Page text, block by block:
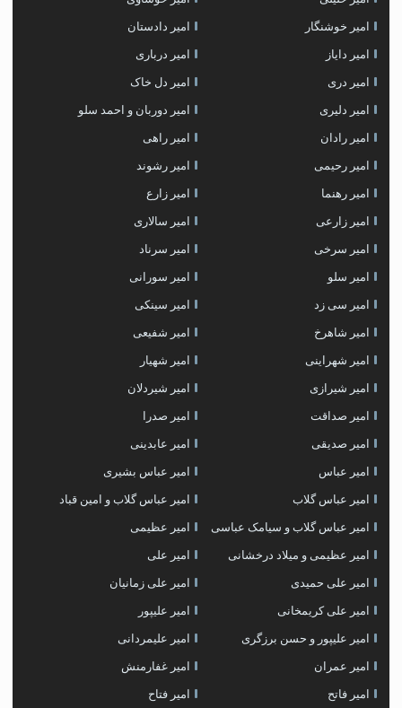
امیر خوشنگار امیر دادستان
امیر دایاز امیر درباری
امیر دری امیر دل خاک
امیر دلیری امیر دوربان و احمد سلو
امیر رادان امیر راهی
امیر رحیمی امیر رشوند
امیر رهنما امیر زارع
امیر زارعی امیر سالاری
امیر سرخی امیر سرناد
امیر سلو امیر سورانی
امیر سی زد امیر سینکی
امیر شاهرخ امیر شفیعی
امیر شهراینی امیر شهیار
امیر شیرازی امیر شیردلان
امیر صداقت امیر صدرا
امیر صدیقی امیر عابدینی
امیر عباس امیر عباس بشیری
امیر عباس گلاب امیر عباس گلاب و امین قباد
امیر عباس گلاب و سیامک عباسی امیر عظیمی
امیر عظیمی و میلاد درخشانی امیر علی
امیر علی حمیدی امیر علی زمانیان
امیر علی کریمخانی امیر علیپور
امیر علیپور و حسن برزگری امیر علیمردانی
امیر عمران امیر غفارمنش
امیر فاتح امیر فتاح